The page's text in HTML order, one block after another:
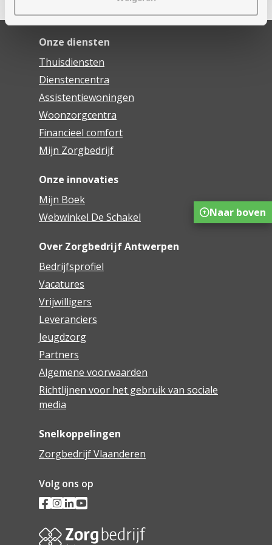
Onze diensten
Thuisdiensten
Dienstencentra
Assistentiewoningen
Woonzorgcentra
Financieel comfort
Mijn Zorgbedrijf
Onze innovaties
Mijn Boek
Webwinkel De Schakel
Over Zorgbedrijf Antwerpen
Bedrijfsprofiel
Vacatures
Vrijwilligers
Leveranciers
Jeugdzorg
Partners
Algemene voorwaarden
Richtlijnen voor het gebruik van sociale
media
Snelkoppelingen
Zorgbedrijf Vlaanderen
Volg ons op
Naar boven